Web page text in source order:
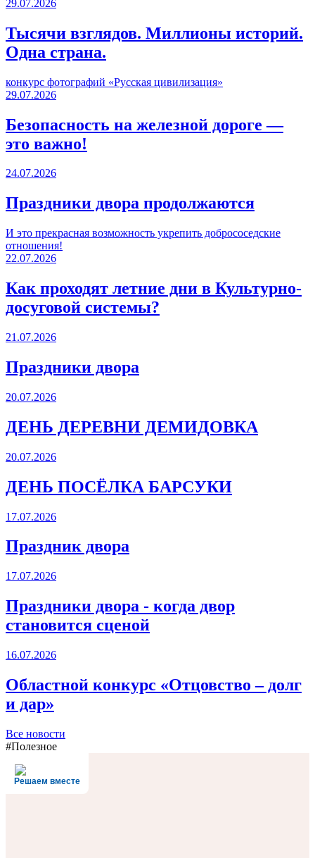
29.07.2026
Тысячи взглядов. Миллионы историй.
Одна страна.
конкурс фотографий «Русская цивилизация»
29.07.2026
Безопасность на железной дороге —
это важно!
24.07.2026
Праздники двора продолжаются
И это прекрасная возможность укрепить добрососедские
отношения!
22.07.2026
Как проходят летние дни в Культурно-
досуговой системы?
21.07.2026
Праздники двора
20.07.2026
ДЕНЬ ДЕРЕВНИ ДЕМИДОВКА
20.07.2026
ДЕНЬ ПОСЁЛКА БАРСУКИ
17.07.2026
Праздник двора
17.07.2026
Праздники двора - когда двор
становится сценой
16.07.2026
Областной конкурс «Отцовство – долг
и дар»
Все новости
#Полезное
Решаем вместе